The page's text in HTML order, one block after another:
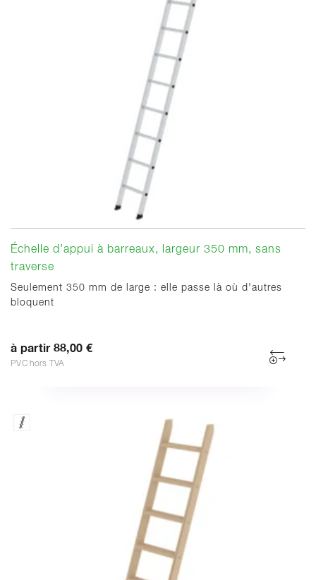
Échelle d’appui à barreaux, largeur 350 mm, sans
traverse
Seulement 350 mm de large : elle passe là où d'autres
bloquent
à partir 88,00 €
PVC hors TVA